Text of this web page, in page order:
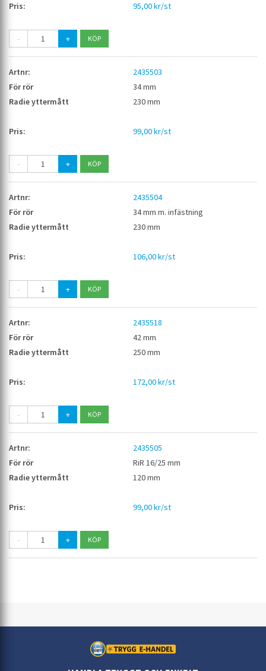
95,00 kr/st
- +
2435503
34 mm
230 mm
99,00 kr/st
- +
2435504
34 mm m. infästning
230 mm
106,00 kr/st
- +
2435518
42 mm
250 mm
172,00 kr/st
- +
2435505
RiR 16/25 mm
120 mm
99,00 kr/st
- +